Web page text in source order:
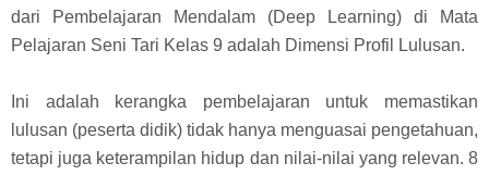
dari Pembelajaran Mendalam (Deep Learning) di Mata
Pelajaran Seni Tari Kelas 9 adalah Dimensi Profil Lulusan.
Ini adalah kerangka pembelajaran untuk memastikan
lulusan (peserta didik) tidak hanya menguasai pengetahuan,
tetapi juga keterampilan hidup dan nilai-nilai yang relevan. 8